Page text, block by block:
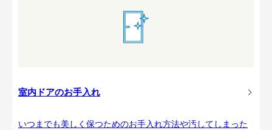
室内ドアのお手入れ
いつまでも美しく保つためのお手入れ方法や汚してしまった